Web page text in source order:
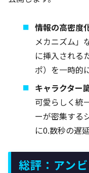
情報の高密度
メカニズム」
に挿入される
ポ）を一時的
キャラクター
可愛らしく統
ーが密集する
に0.数秒の遅
総評：アン